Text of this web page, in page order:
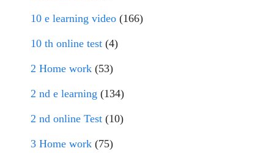
10 e learning video (166)
10 th online test (4)
2 Home work (53)
2 nd e learning (134)
2 nd online Test (10)
3 Home work (75)